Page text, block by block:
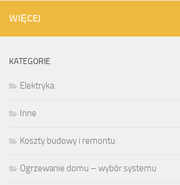
WIĘCEJ
KATEGORIE
Elektryka
Inne
Koszty budowy i remontu
Ogrzewanie domu – wybór systemu